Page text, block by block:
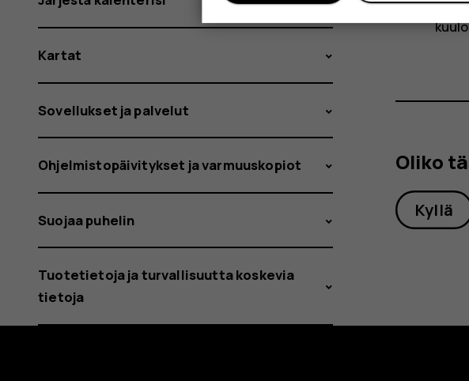
Oliko
Kyllä
Kartat
Sovellukset ja palvelut
Ohjelmistopäivitykset ja varmuuskopiot
Suojaa puhelin
Tuotetietoja ja turvallisuutta koskevia
tietoja